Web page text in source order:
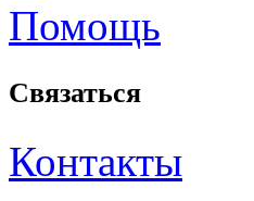
Помощь
Связаться
Контакты